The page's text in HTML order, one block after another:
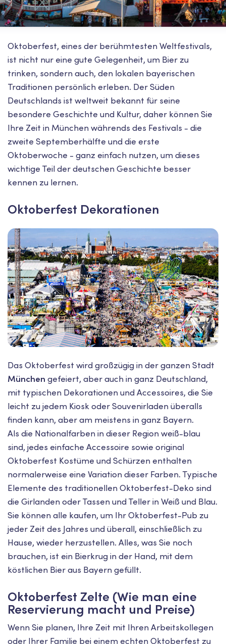
Oktoberfest, eines der berühmtesten Weltfestivals,
ist nicht nur eine gute Gelegenheit, um Bier zu
trinken, sondern auch, den lokalen bayerischen
Traditionen persönlich erleben. Der Süden
Deutschlands ist weltweit bekannt für seine
besondere Geschichte und Kultur, daher können Sie
Ihre Zeit in München währends des Festivals - die
zweite Septemberhälfte und die erste
Oktoberwoche - ganz einfach nutzen, um dieses
wichtige Teil der deutschen Geschichte besser
kennen zu lernen.
Oktoberfest Dekorationen
Das Oktoberfest wird großzügig in der ganzen Stadt
München gefeiert, aber auch in ganz Deutschland,
mit typischen Dekorationen und Accessoires, die Sie
leicht zu jedem Kiosk oder Souvenirladen überalls
finden kann, aber am meistens in ganz Bayern.
Als die Nationalfarben in dieser Region weiß-blau
sind, jedes einfache Accessoire sowie original
Oktoberfest Kostüme und Schürzen enthalten
normalerweise eine Variation dieser Farben. Typische
Elemente des traditionellen Oktoberfest-Deko sind
die Girlanden oder Tassen und Teller in Weiß und Blau.
Sie können alle kaufen, um Ihr Oktoberfest-Pub zu
jeder Zeit des Jahres und überall, einschließlich zu
Hause, wieder herzustellen. Alles, was Sie noch
brauchen, ist ein Bierkrug in der Hand, mit dem
köstlichen Bier aus Bayern gefüllt.
Oktoberfest Zelte (Wie man eine
Reservierung macht und Preise)
Wenn Sie planen, Ihre Zeit mit Ihren Arbeitskollegen
oder Ihrer Familie bei einem echten Oktoberfest zu